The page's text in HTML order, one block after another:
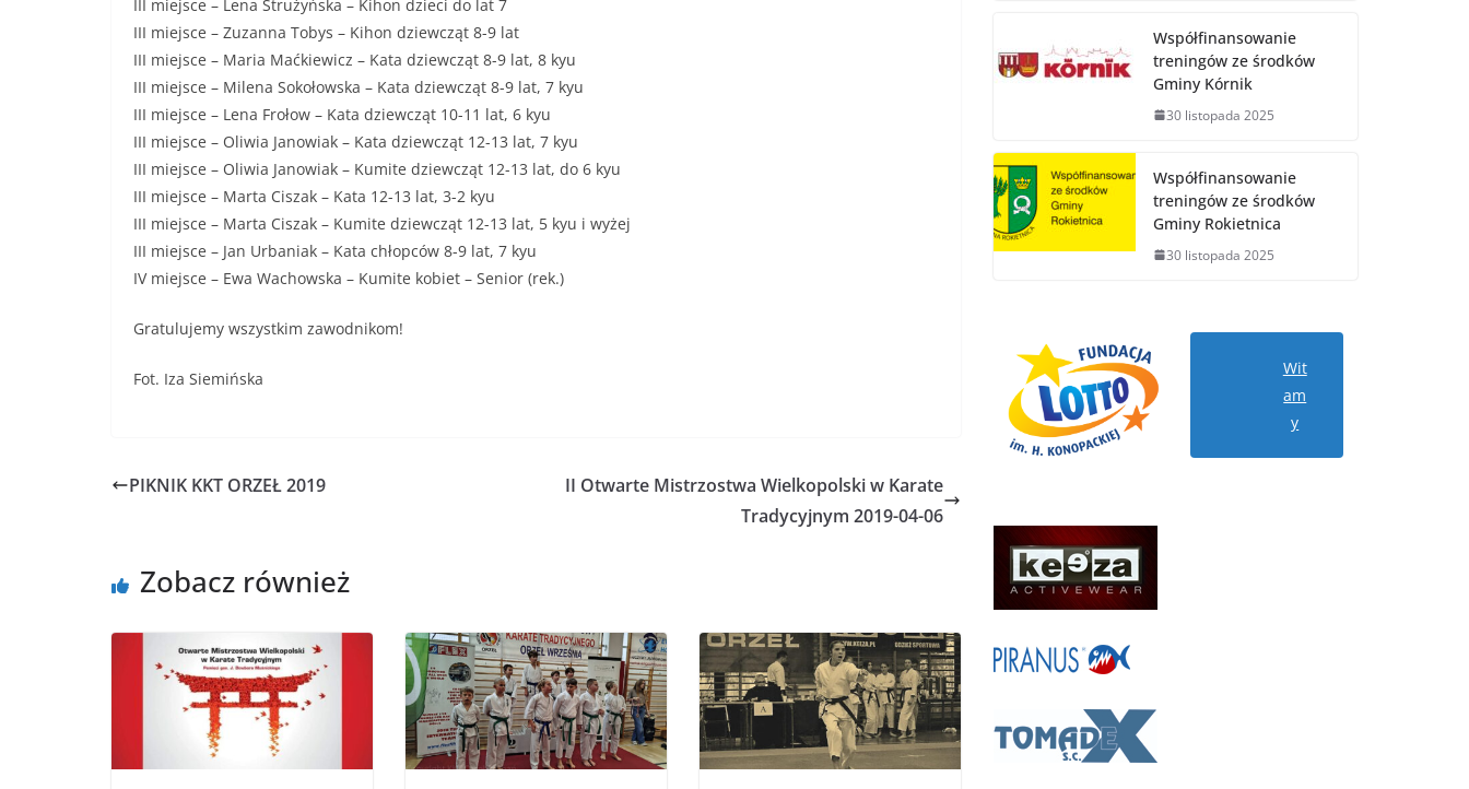
III miejsce – Lena Strużyńska – Kihon dzieci do lat 7
III miejsce – Zuzanna Tobys – Kihon dziewcząt 8-9 lat
III miejsce – Maria Maćkiewicz – Kata dziewcząt 8-9 lat, 8 kyu
III miejsce – Milena Sokołowska – Kata dziewcząt 8-9 lat, 7 kyu
III miejsce – Lena Frołow – Kata dziewcząt 10-11 lat, 6 kyu
III miejsce – Oliwia Janowiak – Kata dziewcząt 12-13 lat, 7 kyu
III miejsce – Oliwia Janowiak – Kumite dziewcząt 12-13 lat, do 6 kyu
III miejsce – Marta Ciszak – Kata 12-13 lat, 3-2 kyu
III miejsce – Marta Ciszak – Kumite dziewcząt 12-13 lat, 5 kyu i wyżej
III miejsce – Jan Urbaniak – Kata chłopców 8-9 lat, 7 kyu
IV miejsce – Ewa Wachowska – Kumite kobiet – Senior (rek.)
Gratulujemy wszystkim zawodnikom!
Fot. Iza Siemińska
PIKNIK KKT ORZEŁ 2019
II Otwarte Mistrzostwa Wielkopolski w Karate
Tradycyjnym 2019-04-06
Zobacz również
Współfinansowanie
treningów ze środków
Gminy Kórnik
30 listopada 2025
Współfinansowanie
treningów ze środków
Gminy Rokietnica
30 listopada 2025
Wit
am
y